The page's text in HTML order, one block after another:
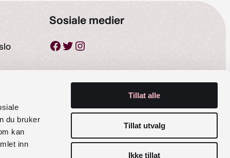
du bruker
kan
inn
Tillat alle
Tillat utvalg
Ikke tillat
Sosiale medier
Facebook Twitter Instagram